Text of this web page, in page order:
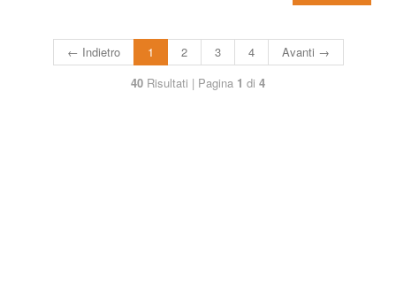
← Indietro 1 2 3 4
Avanti →
40 Risultati | Pagina 1 di 4